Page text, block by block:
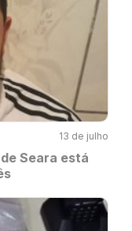
13 de julho
Seara está